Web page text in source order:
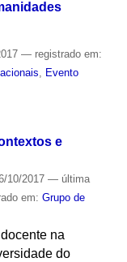
— registrado em:
Evento
e
10/2017 — última
em: Grupo de
na
do